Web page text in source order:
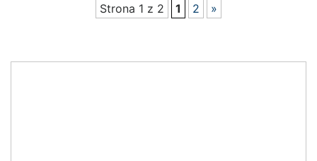
Strona 1 z 2 1 2 »